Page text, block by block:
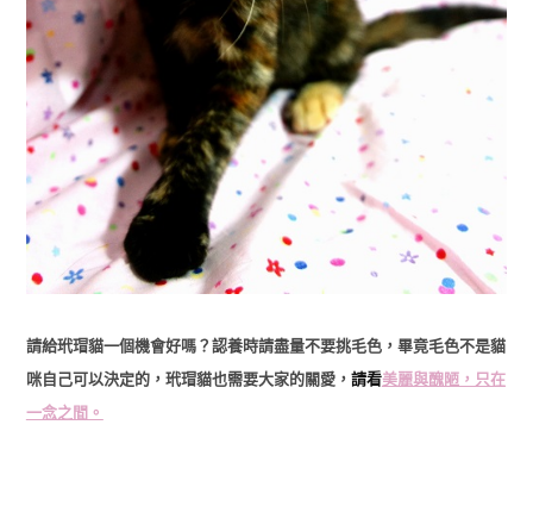
請給玳瑁貓一個機會好嗎？認養時請盡量不要挑毛色，畢竟毛色不是貓
咪自己可以決定的，玳瑁貓也需要大家的關愛， 請看美麗與醜陋，只在
一念之間。